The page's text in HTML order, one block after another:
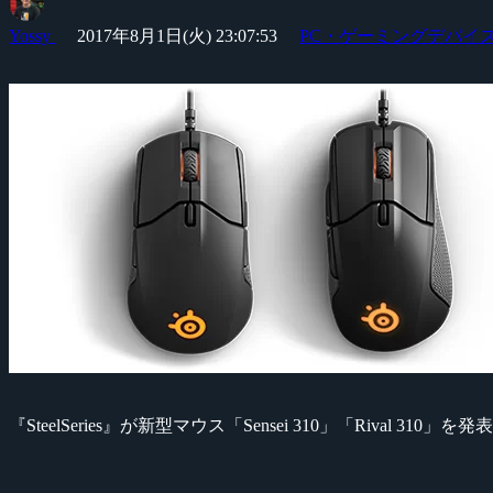
Yossy 2017年8月1日(火) 23:07:53 PC・ゲーミングデバイス
『SteelSeries』が新型マウス「Sensei 310」「Rival 310」を発